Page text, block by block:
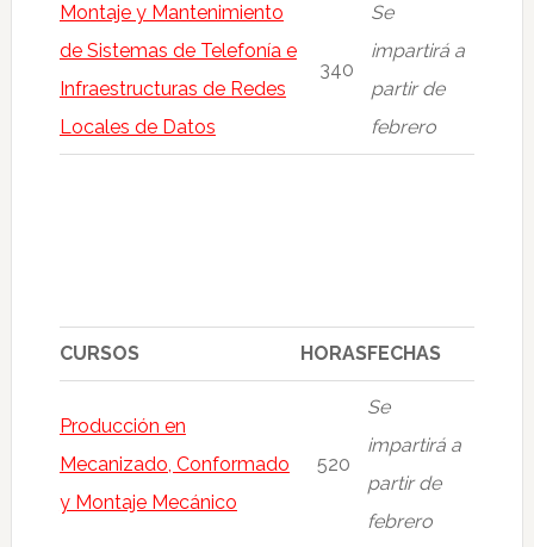
Montaje y Mantenimiento
de Sistemas de Telefonía e
Infraestructuras de Redes
Locales de Datos
340
Se
impartirá a
partir de
febrero
CURSOS HORASFECHAS
Producción en
Mecanizado, Conformado
y Montaje Mecánico
520
Se
impartirá a
partir de
febrero